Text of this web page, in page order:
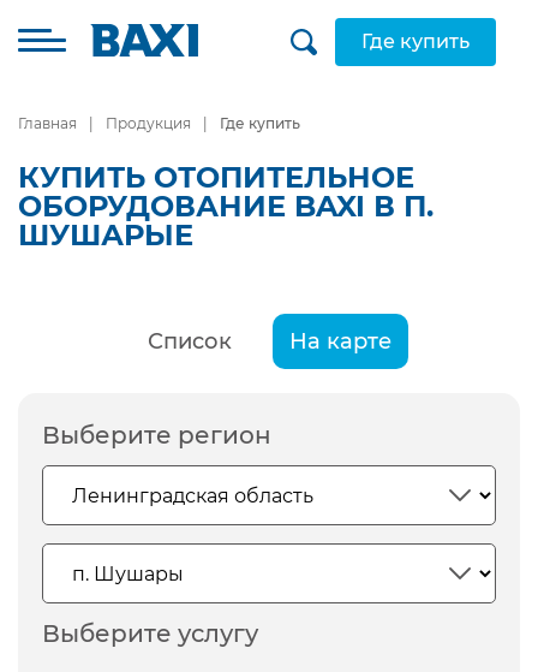
Где купить
Главная Продукция Где купить
КУПИТЬ ОТОПИТЕЛЬНОЕ
ОБОРУДОВАНИЕ BAXI В П.
ШУШАРЫЕ
Список На карте
Выберите регион
Выберите услугу